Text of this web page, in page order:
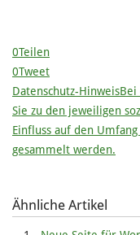
0Teilen
0Tweet
Datenschutz-HinweisBei
Sie zu den jeweiligen
Einfluss auf den
gesammelt werden.
Ähnliche Artikel